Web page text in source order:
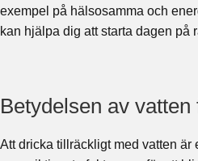
exempel på hälsosamma och
kan hjälpa dig att starta dagen på
Betydelsen av vatten
Att dricka tillräckligt med vatten är